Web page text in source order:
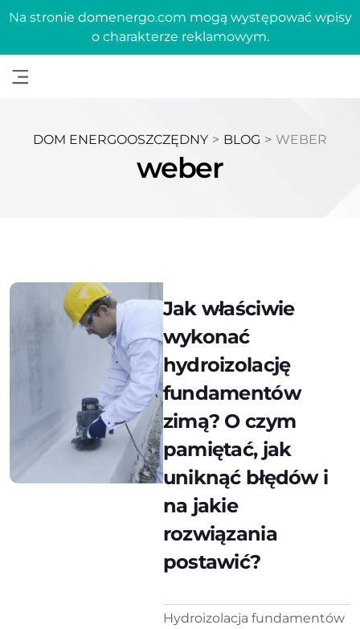
Na stronie domenergo.com mogą występować wpisy
o charakterze reklamowym.
DOM ENERGOOSZCZĘDNY > BLOG > WEBER
weber
Jak właściwie
wykonać
hydroizolację
fundamentów
zimą? O czym
pamiętać, jak
uniknąć błędów i
na jakie
rozwiązania
postawić?
Hydroizolacja fundamentów